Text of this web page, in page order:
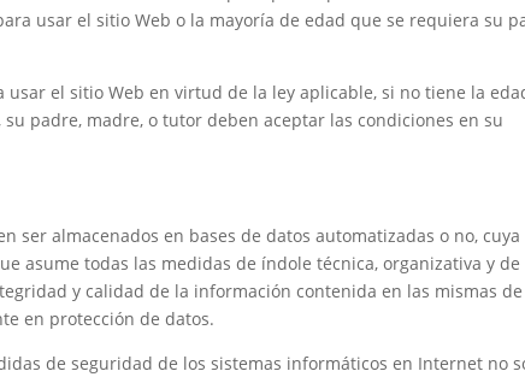
usar el sitio Web o la mayoría de edad que se requiera su
el sitio Web en virtud de la ley aplicable, si no tiene la
padre, madre, o tutor deben aceptar las condiciones en su
ser almacenados en bases de datos automatizadas o no, cuya
asume todas las medidas de índole técnica, organizativa y de
y calidad de la información contenida en las mismas de
en protección de datos.
de seguridad de los sistemas informáticos en Internet no